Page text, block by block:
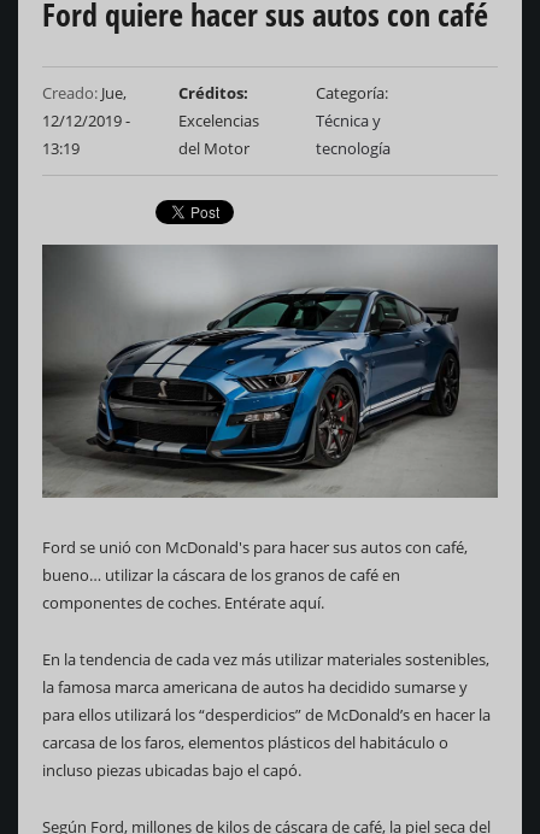
Ford quiere hacer sus autos con café
Creado: Jue,
12/12/2019 -
13:19
Créditos
Excelencias
del Motor
Categoría
Técnica y
tecnología
Ford se unió con McDonald's para hacer sus autos con café,
bueno… utilizar la cáscara de los granos de café en
componentes de coches. Entérate aquí.
En la tendencia de cada vez más utilizar materiales sostenibles,
la famosa marca americana de autos ha decidido sumarse y
para ellos utilizará los “desperdicios” de McDonald’s en hacer la
carcasa de los faros, elementos plásticos del habitáculo o
incluso piezas ubicadas bajo el capó.
Según Ford, millones de kilos de cáscara de café, la piel seca del